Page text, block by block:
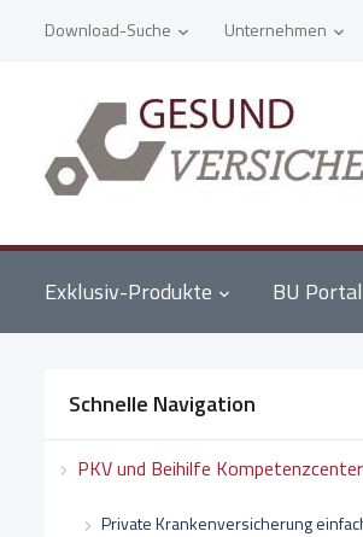
Download-Suche Unternehmen
Exklusiv-Produkte BU Portal
Schnelle Navigation
PKV und Beihilfe Kompetenzcenter
Private Krankenversicherung